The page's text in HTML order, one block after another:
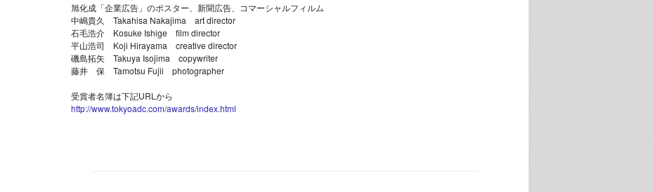
旭化成「企業広告」のポスター、新聞広告、コマーシャルフィルム
中嶋貴久 Takahisa Nakajima art director
石毛浩介 Kosuke Ishige film director
平山浩司 Koji Hirayama creative director
磯島拓矢 Takuya Isojima copywriter
藤井 保 Tamotsu Fujii photographer
受賞者名簿は下記URLから
http://www.tokyoadc.com/awards/index.html